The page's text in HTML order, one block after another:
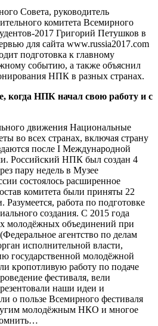
Совета, руководитель
комитета Всемирного
2017 Григорий Петушков в
для сайта www.russia2017.com
подготовка к главному
событию, а также объяснил
НПК в разных странах.
когда НПК начал свою работу и с
движения Национальные
во всех странах, включая страну
после I Международной
Российский НПК был создан 4
пару недель в Музее
состоялось расширенное
комитета были приняты 22
работа по подготовке
создания. С 2015 года
молодёжных объединений при
агентство по делам
исполнительной власти,
государственной молодёжной
кропотливую работу по подаче
фестиваля, вели
наши идеи и
о пользе Всемирного фестиваля
молодёжным НКО и многое